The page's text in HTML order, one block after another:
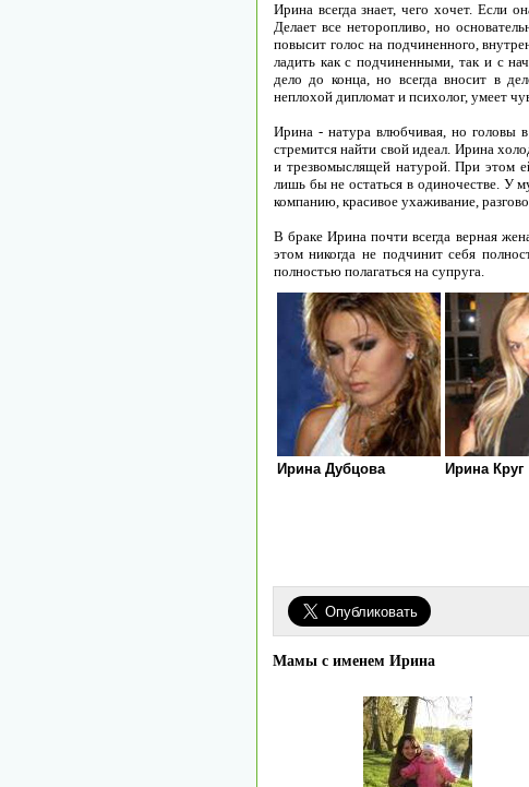
Ирина всегда знает, чего хочет. Если
Делает все неторопливо, но
повысит голос на подчиненного,
ладить как с подчиненными, так и с
дело до конца, но всегда вносит в
неплохой дипломат и психолог, умеет
Ирина - натура влюбчивая, но головы
стремится найти свой идеал. Ирина
и трезвомыслящей натурой. При этом
лишь бы не остаться в одиночестве. У
компанию, красивое ухаживание,
В браке Ирина почти всегда верная
этом никогда не подчинит себя
полностью полагаться на супруга.
Ирина Дубцова Ирина Круг
Мамы с именем Ирина